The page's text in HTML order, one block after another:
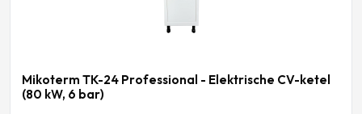
Mikoterm TK-24 Professional - Elektrische CV-ketel
(80 kW, 6 bar)